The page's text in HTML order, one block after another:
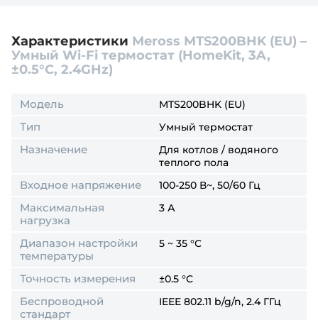
Характеристики Meross MTS200BHK (EU) –
Умный Wi-Fi термостат (HomeKit, 3A,
±0.5°C, 2.4GHz)
Модель MTS200BHK (EU)
Тип Умный термостат
Назначение
Для котлов / водяного
теплого пола
Входное напряжение 100-250 В~, 50/60 Гц
Максимальная
нагрузка
3 А
Диапазон настройки
температуры
5 ~ 35 °C
Точность измерения ±0.5 °C
Беспроводной
стандарт
IEEE 802.11 b/g/n, 2.4 ГГц